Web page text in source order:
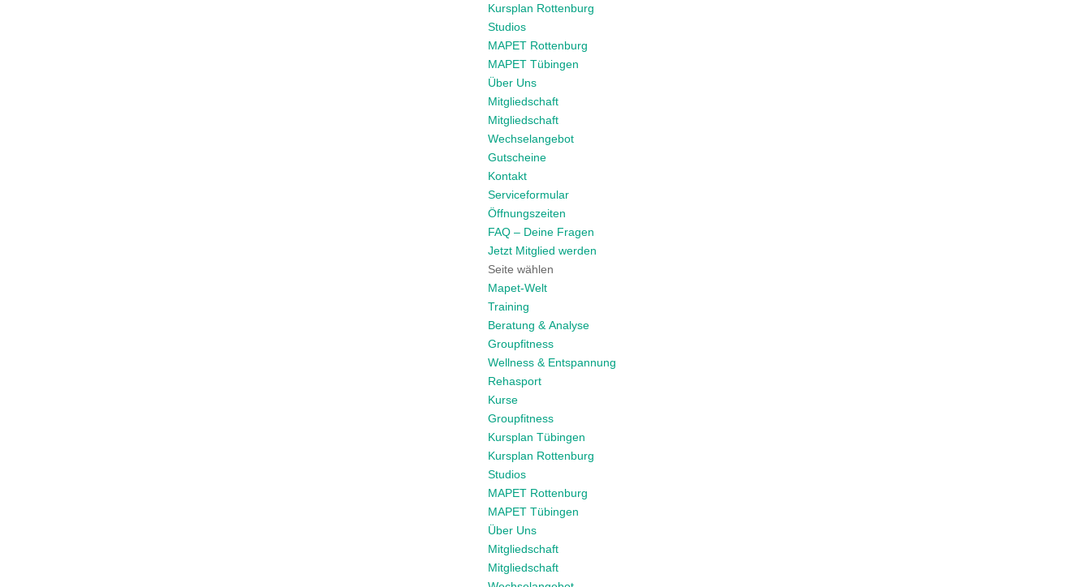
Kursplan Rottenburg
Studios
MAPET Rottenburg
MAPET Tübingen
Über Uns
Mitgliedschaft
Mitgliedschaft
Wechselangebot
Gutscheine
Kontakt
Serviceformular
Öffnungszeiten
FAQ – Deine Fragen
Jetzt Mitglied werden
Seite wählen
Mapet-Welt
Training
Beratung & Analyse
Groupfitness
Wellness & Entspannung
Rehasport
Kurse
Groupfitness
Kursplan Tübingen
Kursplan Rottenburg
Studios
MAPET Rottenburg
MAPET Tübingen
Über Uns
Mitgliedschaft
Mitgliedschaft